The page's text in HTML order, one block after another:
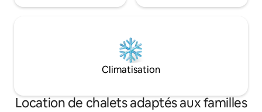
Climatisation
Location de chalets adaptés aux familles